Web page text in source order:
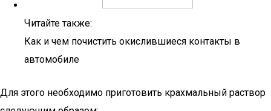
Читайте также:
Как и чем почистить окислившиеся контакты в
автомобиле
Для этого необходимо приготовить крахмальный раствор